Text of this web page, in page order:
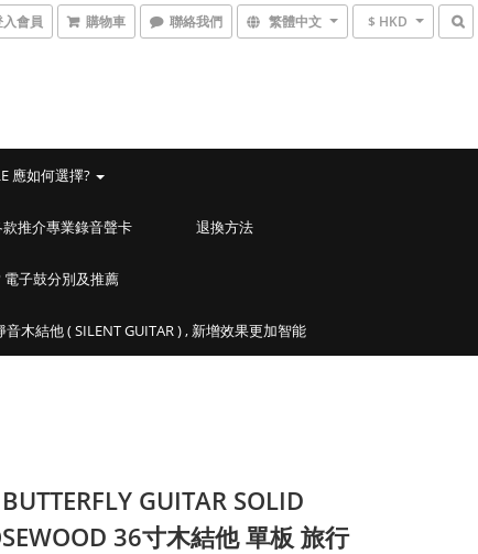
入會員 購物車 聯絡我們 繁體中文 $ HKD
應如何選擇?
款推介專業錄音聲卡 退換方法
子鼓分別及推薦
木結他 ( SILENT GUITAR ) , 新增效果更加智能
GUITAR SOLID
36寸木結他 單板 旅行